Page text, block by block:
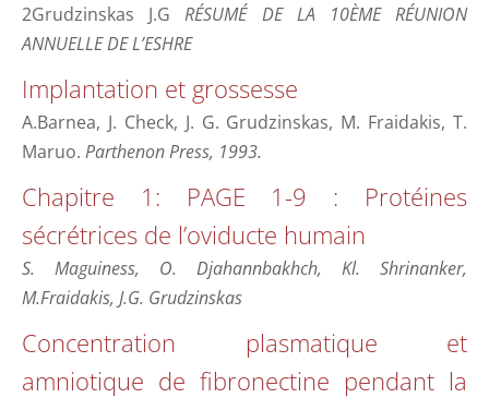
2Grudzinskas J.GRÉSUMÉ DE LA 10ÈME RÉUNION
ANNUELLE DE L’ESHRE
Implantation et grossesse
A.Barnea, J. Check, J. G. Grudzinskas, M. Fraidakis, T.
Maruo. Parthenon Press, 1993.
Chapitre 1: PAGE 1-9 : Protéines
sécrétrices de l’oviducte humain
S. Maguiness, O. Djahannbakhch, Kl. Shrinanker,
M.Fraidakis, J.G. Grudzinskas
Concentration plasmatique et
amniotique de fibronectine pendant la